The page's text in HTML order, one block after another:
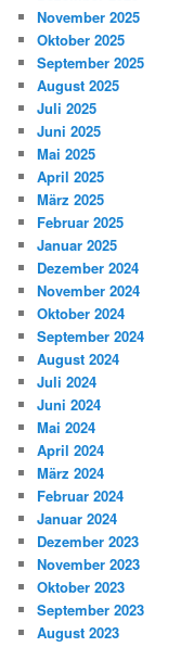
November 2025
Oktober 2025
September 2025
August 2025
Juli 2025
Juni 2025
Mai 2025
April 2025
März 2025
Februar 2025
Januar 2025
Dezember 2024
November 2024
Oktober 2024
September 2024
August 2024
Juli 2024
Juni 2024
Mai 2024
April 2024
März 2024
Februar 2024
Januar 2024
Dezember 2023
November 2023
Oktober 2023
September 2023
August 2023